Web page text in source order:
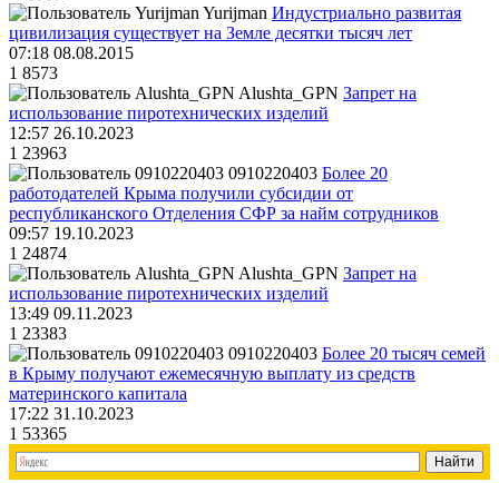
Yurijman Индустриально развитая
цивилизация существует на Земле десятки тысяч лет
07:18 08.08.2015
1 8573
Alushta_GPN Запрет на
использование пиротехнических изделий
12:57 26.10.2023
1 23963
0910220403 Более 20
работодателей Крыма получили субсидии от
республиканского Отделения СФР за найм сотрудников
09:57 19.10.2023
1 24874
Alushta_GPN Запрет на
использование пиротехнических изделий
13:49 09.11.2023
1 23383
0910220403 Более 20 тысяч семей
в Крыму получают ежемесячную выплату из средств
материнского капитала
17:22 31.10.2023
1 53365